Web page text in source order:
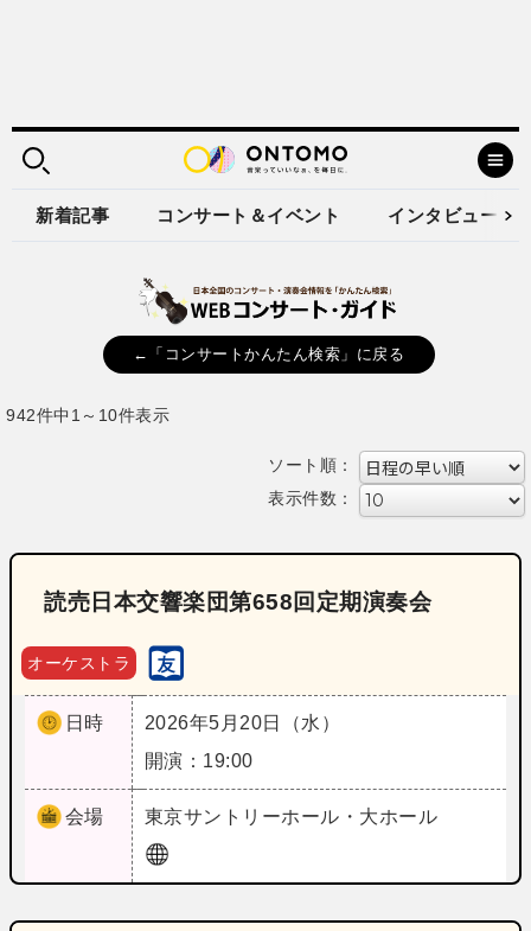
新着記事 コンサート＆イベント インタビュー
←「コンサートかんたん検索」に戻る
942件中1～10件表示
ソート順：
表示件数：
読売日本交響楽団第658回定期演奏会
オーケストラ
日時
2026年5月20日（水）
開演：19:00
会場 東京サントリーホール・大ホール